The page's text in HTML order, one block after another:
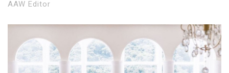
AAW Editor